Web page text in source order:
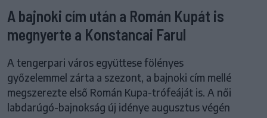
A bajnoki cím után a Román Kupát is
megnyerte a Konstancai Farul
A tengerpari város együttese fölényes
győzelemmel zárta a szezont, a bajnoki cím mellé
megszerezte első Román Kupa-trófeáját is. A női
labdarúgó-bajnokság új idénye augusztus végén